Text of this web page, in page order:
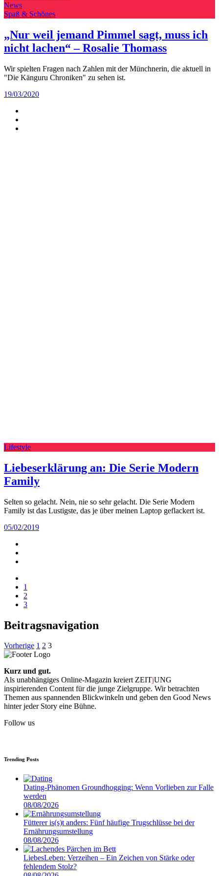
News
Spaß & Schönes
„Nur weil jemand Pimmel sagt, muss ich
nicht lachen“ – Rosalie Thomass
Wir spielten Fragen nach Zahlen mit der Münchnerin, die aktuell in
"Die Känguru Chroniken" zu sehen ist.
19/03/2020
Lifestyle
Liebeserklärung an: Die Serie Modern
Family
Selten so gelacht. Nein, nie so sehr gelacht. Die Serie Modern
Family ist das Lustigste, das je über meinen Laptop geflackert ist.
05/02/2019
1
2
3
Beitragsnavigation
Vorherige 1 2 3
Kurz und gut.
Als unabhängiges Online-Magazin kreiert ZEITjUNG
inspirierenden Content für die junge Zielgruppe. Wir betrachten
Themen aus spannenden Blickwinkeln und geben den Good News
hinter jeder Story eine Bühne.
Follow us
Trending Posts
Dating-Phänomen Groundhogging: Wenn Vorlieben zur Falle
werden
08/08/2026
Fütterer is(s)t anders: Fünf häufige Trugschlüsse bei der
Ernährungsumstellung
08/08/2026
LiebesLeben: Verzeihen – Ein Zeichen von Stärke oder
fehlendem Stolz?